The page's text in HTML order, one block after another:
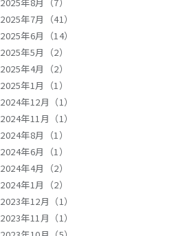
2025年8月（7）
2025年7月（41）
2025年6月（14）
2025年5月（2）
2025年4月（2）
2025年1月（1）
2024年12月（1）
2024年11月（1）
2024年8月（1）
2024年6月（1）
2024年4月（2）
2024年1月（2）
2023年12月（1）
2023年11月（1）